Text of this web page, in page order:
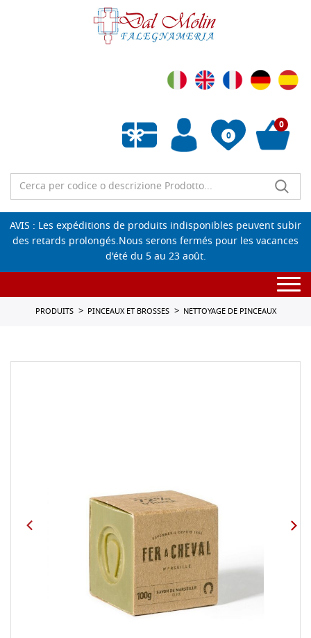
0
Liste de souhaits vide
0
AVIS : Les expéditions de produits indisponibles peuvent subir
des retards prolongés.Nous serons fermés pour les vacances
d'été du 5 au 23 août.
PRODUITS PINCEAUX ET BROSSES NETTOYAGE DE PINCEAUX